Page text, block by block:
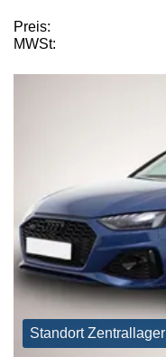
Preis:
MWSt:
Standort Zentrallager